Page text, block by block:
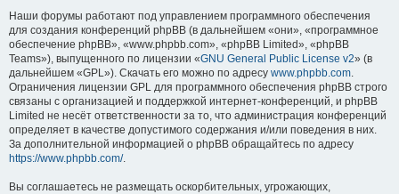
Наши форумы работают под управлением программного обеспечения
для создания конференций phpBB (в дальнейшем «они», «программное
обеспечение phpBB», «www.phpbb.com», «phpBB Limited», «phpBB
Teams»), выпущенного по лицензии «GNU General Public License v2» (в
дальнейшем «GPL»). Скачать его можно по адресу www.phpbb.com.
Ограничения лицензии GPL для программного обеспечения phpBB строго
связаны с организацией и поддержкой интернет-конференций, и phpBB
Limited не несёт ответственности за то, что администрация конференций
определяет в качестве допустимого содержания и/или поведения в них.
За дополнительной информацией о phpBB обращайтесь по адресу
https://www.phpbb.com/.
Вы соглашаетесь не размещать оскорбительных, угрожающих,